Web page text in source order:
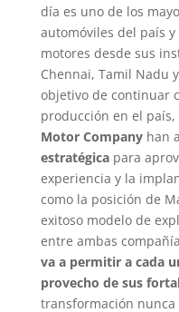
día es uno de los
automóviles del país
motores desde sus
Chennai, Tamil Nadu
objetivo de continuar
producción en el país,
Motor Companyhan
estratégicapara
experiencia y la
como la posición de
exitoso modelo de
entre ambas
va a permitir a cada
provecho de sus
transformación